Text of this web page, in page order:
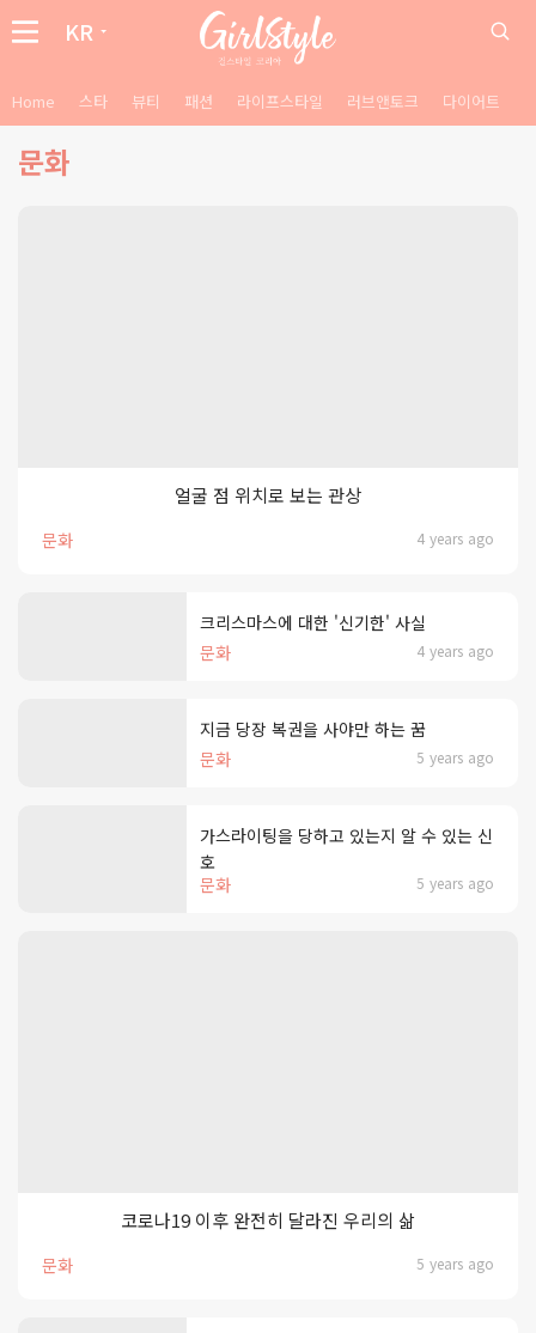
KR
Home 스타 뷰티 패션 라이프스타일 러브앤토크 다이어트
문화
문화 4 years ago
얼굴 점 위치로 보는 관상
문화 4 years ago
크리스마스에 대한 '신기한' 사실
문화 5 years ago
지금 당장 복권을 사야만 하는 꿈
문화 5 years ago
가스라이팅을 당하고 있는지 알 수 있는 신
호
문화 5 years ago
코로나19 이후 완전히 달라진 우리의 삶